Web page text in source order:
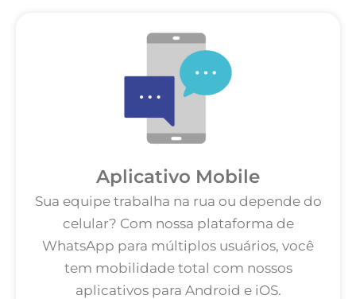
Aplicativo Mobile
Sua equipe trabalha na rua ou depende do
celular? Com nossa plataforma de
WhatsApp para múltiplos usuários, você
tem mobilidade total com nossos
aplicativos para Android e iOS.